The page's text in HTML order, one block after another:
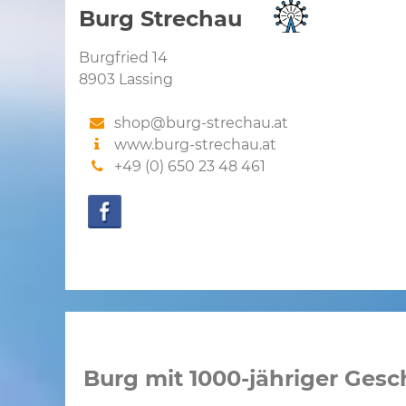
Burg Strechau
Burgfried 14
8903 Lassing
shop@burg-strechau.at
www.burg-strechau.at
+49 (0) 650 23 48 461
Burg mit 1000-jähriger